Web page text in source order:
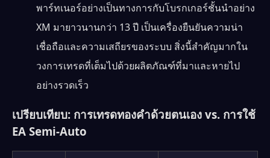
พาร์ทเนอร์อย่างเป็นทางการกับโบรกเกอร์ชั้นนำอย่าง
XM มายาวนานกว่า 13 ปี เป็นเครื่องยืนยันความน่า
เชื่อถือและความเสถียรของระบบ สิ่งนี้สำคัญมากใน
วงการเทรดที่เต็มไปด้วยผลิตภัณฑ์ที่มาและหายไป
อย่างรวดเร็ว
เปรียบเทียบ: การเทรดทองคำด้วยตนเอง vs. การใช้
EA Semi-Auto